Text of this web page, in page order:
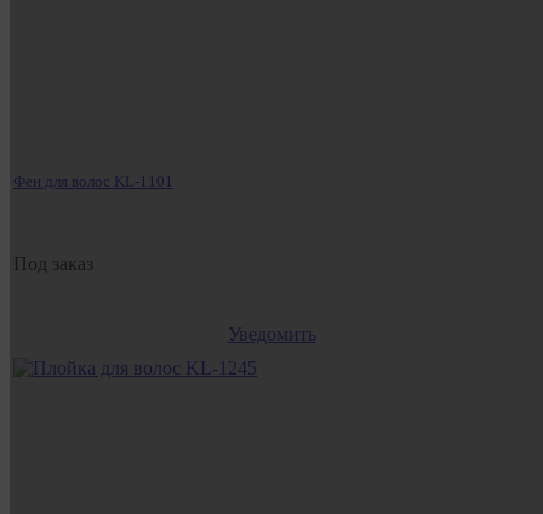
Фен для волос KL-1101
Под заказ
Уведомить